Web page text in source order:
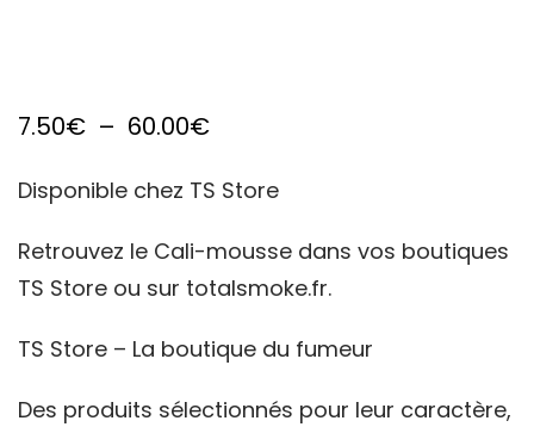
7.50€ – 60.00€Plage
prix :
7.50€
à
60.00€
Disponible chez TS Store
Retrouvez le Cali-mousse dans vos boutiques
TS Store ou sur totalsmoke.fr.
TS Store – La boutique du fumeur
Des produits sélectionnés pour leur caractère,